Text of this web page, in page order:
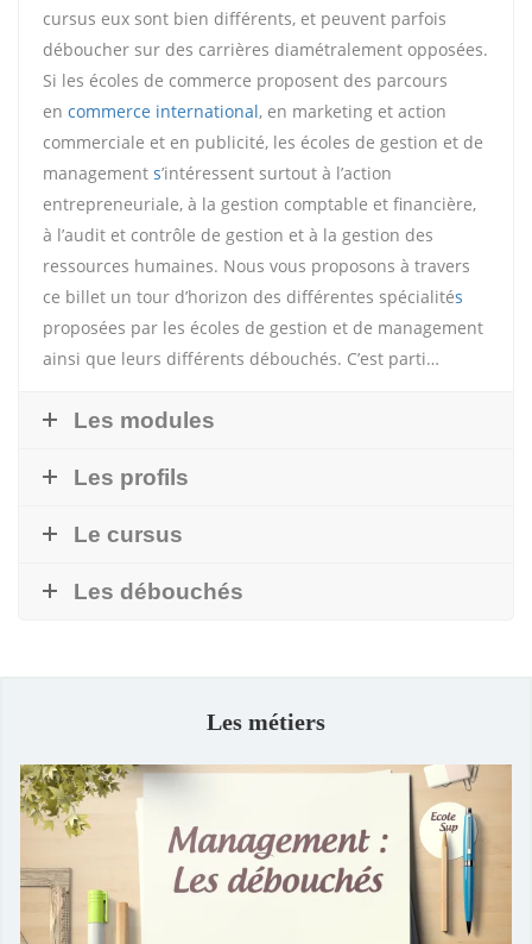
cursus eux sont bien différents, et peuvent parfois
déboucher sur des carrières diamétralement opposées.
Si les écoles de commerce proposent des parcours
en commerce international, en marketing et action
commerciale et en publicité, les écoles de gestion et de
management s’intéressent surtout à l’action
entrepreneuriale, à la gestion comptable et financière,
à l’audit et contrôle de gestion et à la gestion des
ressources humaines. Nous vous proposons à travers
ce billet un tour d’horizon des différentes spécialités
proposées par les écoles de gestion et de management
ainsi que leurs différents débouchés. C’est parti…
Les modules
Les profils
Le cursus
Les débouchés
Les métiers